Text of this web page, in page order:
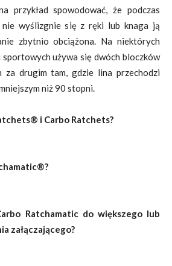
przykład spowodować, że podczas
nie wyślizgnie się z ręki lub knaga ją
zbytnio obciążona. Na niektórych
sportowych używa się dwóch bloczków
za drugim tam, gdzie lina przechodzi
niż 90 stopni.
i Carbo Ratchets?
Ratchamatic do większego lub
załączającego?